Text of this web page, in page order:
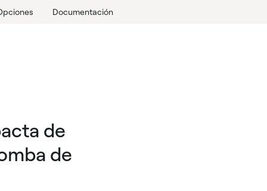
Documentación
de
de